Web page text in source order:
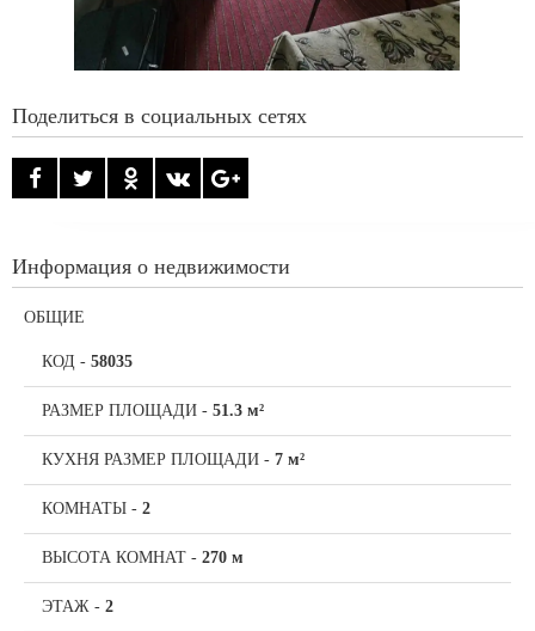
Поделиться в социальных сетях
Информация о недвижимости
ОБЩИЕ
КОД - 58035
РАЗМЕР ПЛОЩАДИ - 51.3 м²
КУХНЯ РАЗМЕР ПЛОЩАДИ - 7 м²
КОМНАТЫ - 2
ВЫСОТА КОМНАТ - 270 м
ЭТАЖ - 2